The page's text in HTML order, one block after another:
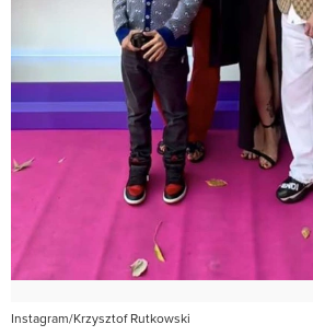
Instagram/Krzysztof Rutkowski